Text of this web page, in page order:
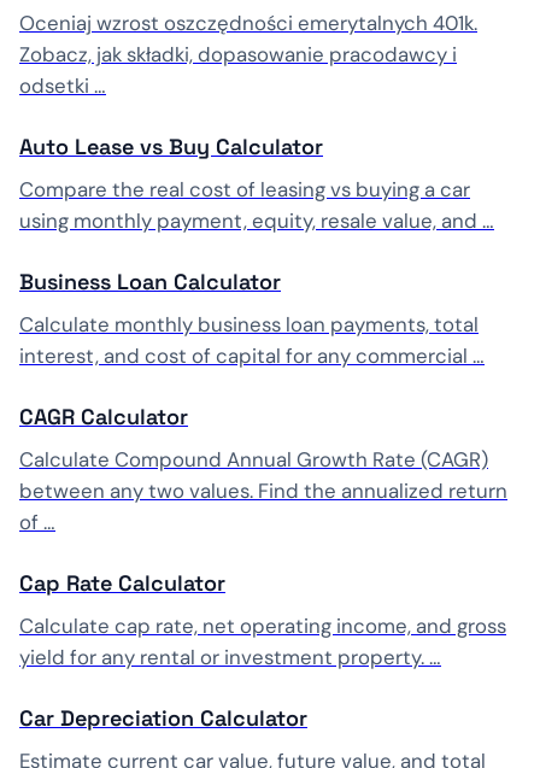
Oceniaj wzrost oszczędności emerytalnych 401k.
Zobacz, jak składki, dopasowanie pracodawcy i
odsetki …
Auto Lease vs Buy Calculator
Compare the real cost of leasing vs buying a car
using monthly payment, equity, resale value, and …
Business Loan Calculator
Calculate monthly business loan payments, total
interest, and cost of capital for any commercial …
CAGR Calculator
Calculate Compound Annual Growth Rate (CAGR)
between any two values. Find the annualized return
of …
Cap Rate Calculator
Calculate cap rate, net operating income, and gross
yield for any rental or investment property. …
Car Depreciation Calculator
Estimate current car value, future value, and total